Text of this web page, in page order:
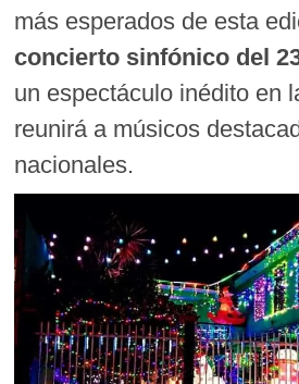
más esperados de esta
concierto sinfónico del
un espectáculo inédito en
reunirá a músicos
nacionales.